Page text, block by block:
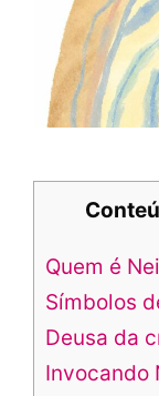
Quem é
Símbolos
Deusa da
Invocando